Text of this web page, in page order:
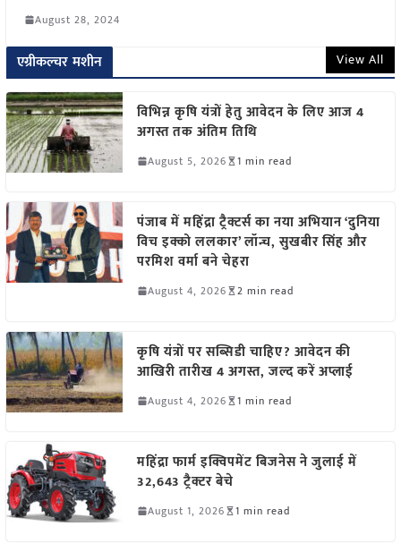
August 28, 2024
एग्रीकल्चर मशीन View All
विभिन्न कृषि यंत्रों हेतु आवेदन के लिए आज 4
अगस्त तक अंतिम तिथि
August 5, 2026 1 min read
पंजाब में महिंद्रा ट्रैक्टर्स का नया अभियान ‘दुनिया
विच इक्को ललकार’ लॉन्च, सुखबीर सिंह और
परमिश वर्मा बने चेहरा
August 4, 2026 2 min read
कृषि यंत्रों पर सब्सिडी चाहिए? आवेदन की
आखिरी तारीख 4 अगस्त, जल्द करें अप्लाई
August 4, 2026 1 min read
महिंद्रा फार्म इक्विपमेंट बिजनेस ने जुलाई में
32,643 ट्रैक्टर बेचे
August 1, 2026 1 min read